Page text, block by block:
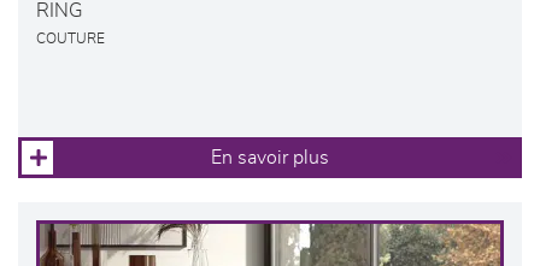
RING
COUTURE
En savoir plus